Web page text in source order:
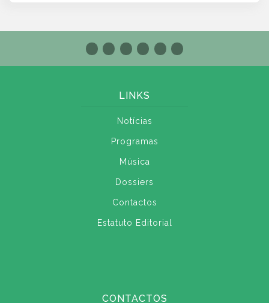
LINKS
Notícias
Programas
Música
Dossiers
Contactos
Estatuto Editorial
CONTACTOS